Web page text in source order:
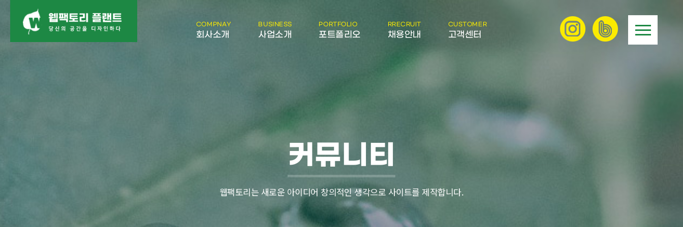
COMPNAY
회사소개
BUSINESS
사업소개
PORTFOLIO
포트폴리오
RRECRUIT
채용안내
CUSTOMER
고객센터
커뮤니티
웹팩토리는 새로운 아이디어 창의적인 생각으로 사이트를 제작합니다.